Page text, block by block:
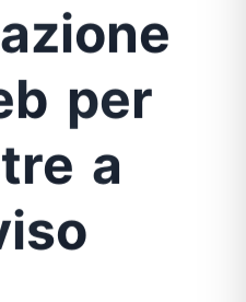
per
a